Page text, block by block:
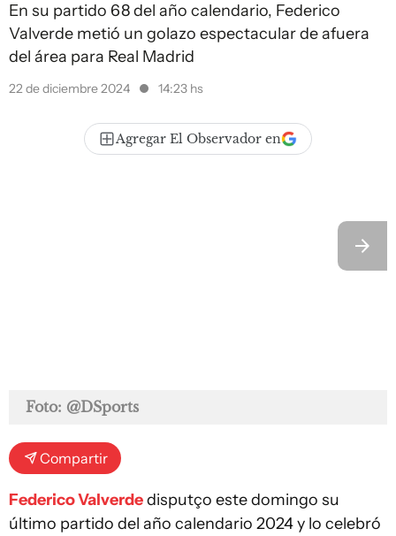
En su partido 68 del año calendario, Federico
Valverde metió un golazo espectacular de afuera
del área para Real Madrid
22 de diciembre 2024 14:23 hs
Agregar El Observador en
Foto: @DSports
Compartir
Federico Valverdedisputço este domingo su
último partido del año calendario 2024 y lo celebró